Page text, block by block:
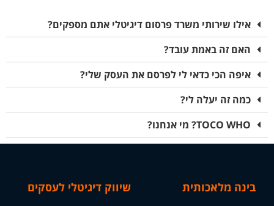
אילו שירותי משרד פרסום דיגיטלי אתם מספקים?
האם זה באמת עובד?
איפה הכי כדאי לי לפרסם את העסק שלי?
כמה זה יעלה לי?
TOCO WHO? מי אנחנו?
בינה מלאכותית שיווק דיגיטלי לעסקים